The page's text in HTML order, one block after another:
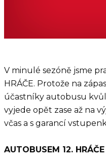
V minulé sezóně jsme
HRÁČE. Protože na
účastníky autobusu
vyjede opět zase až na
včas a s garancí
AUTOBUSEM 12.